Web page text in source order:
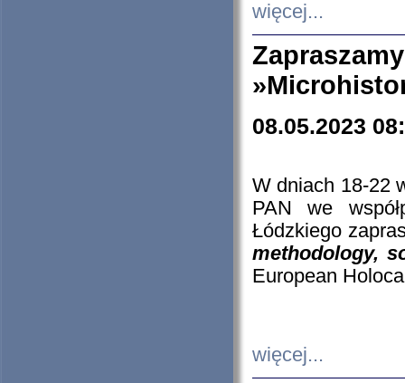
więcej...
08.05.2023
W dniach 18-22
PAN we
Łódzkiego
methodology,
European
więcej...